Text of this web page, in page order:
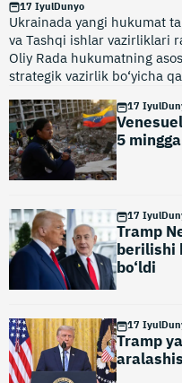
17 Iyul
5
17 Iyul
Tramp
berilishi
bo‘ldi
17 Iyul
Tramp
17 IyulDunyo
Ukrainada yangi hukumat
va Tashqi ishlar vazirliklari
Oliy Rada hukumatning
strategik vazirlik bo‘yicha